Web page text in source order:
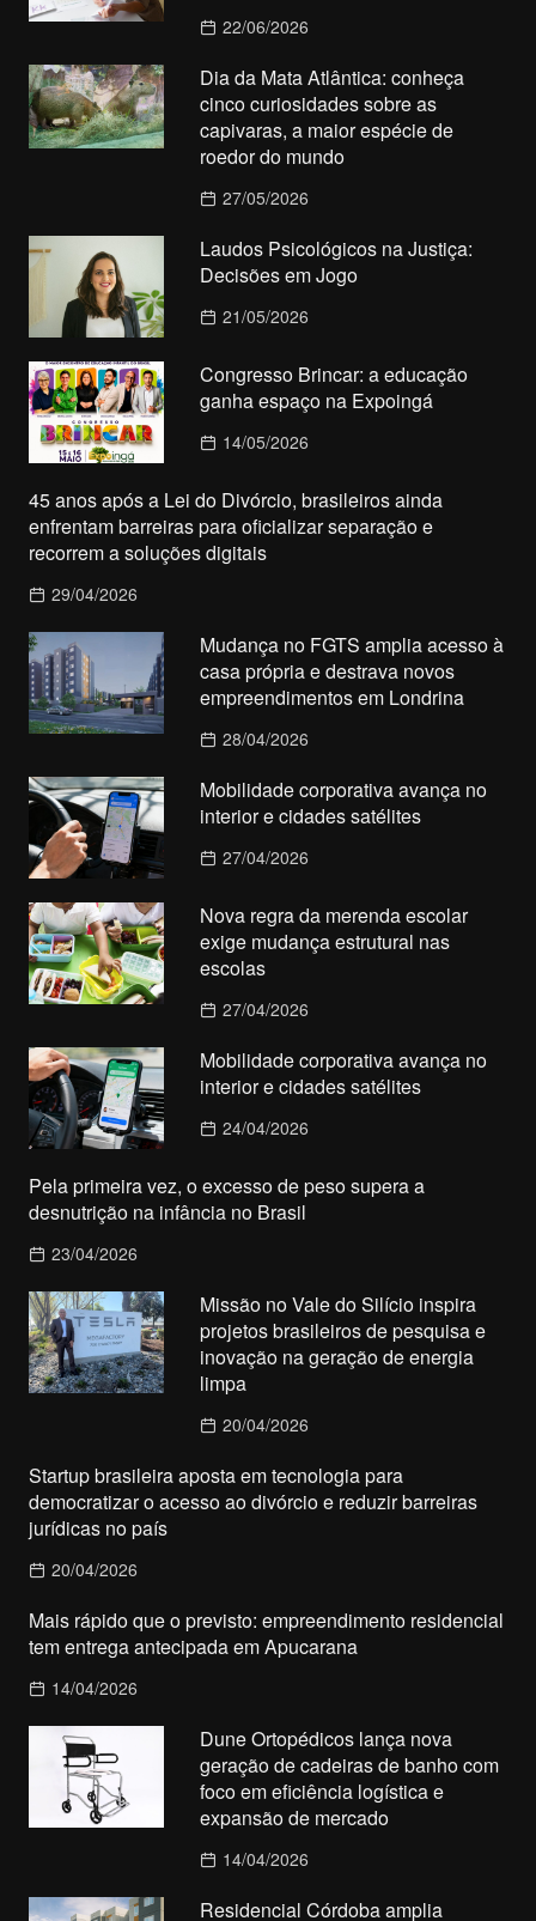
22/06/2026
Dia da Mata Atlântica: conheça
cinco curiosidades sobre as
capivaras, a maior espécie de
roedor do mundo
27/05/2026
Laudos Psicológicos na Justiça:
Decisões em Jogo
21/05/2026
Congresso Brincar: a educação
ganha espaço na Expoingá
14/05/2026
45 anos após a Lei do Divórcio, brasileiros ainda
enfrentam barreiras para oficializar separação e
recorrem a soluções digitais
29/04/2026
Mudança no FGTS amplia acesso à
casa própria e destrava novos
empreendimentos em Londrina
28/04/2026
Mobilidade corporativa avança no
interior e cidades satélites
27/04/2026
Nova regra da merenda escolar
exige mudança estrutural nas
escolas
27/04/2026
Mobilidade corporativa avança no
interior e cidades satélites
24/04/2026
Pela primeira vez, o excesso de peso supera a
desnutrição na infância no Brasil
23/04/2026
Missão no Vale do Silício inspira
projetos brasileiros de pesquisa e
inovação na geração de energia
limpa
20/04/2026
Startup brasileira aposta em tecnologia para
democratizar o acesso ao divórcio e reduzir barreiras
jurídicas no país
20/04/2026
Mais rápido que o previsto: empreendimento residencial
tem entrega antecipada em Apucarana
14/04/2026
Dune Ortopédicos lança nova
geração de cadeiras de banho com
foco em eficiência logística e
expansão de mercado
14/04/2026
Residencial Córdoba amplia